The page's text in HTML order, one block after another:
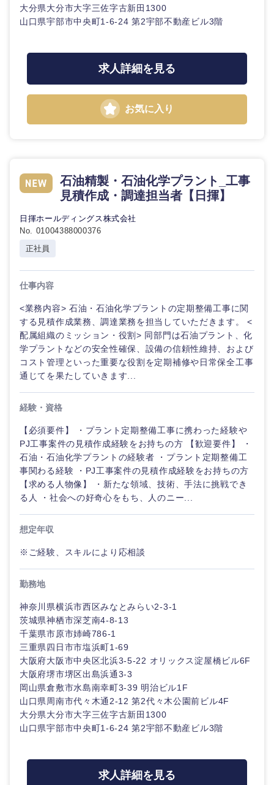
甲信越・北陸
大分県大分市大字三佐字古新田1300
山口県宇部市中央町1-6-24 第2宇部不動産ビル3階
求人詳細を見る
お気に入り
石油精製・石油化学プラント_工事
見積作成・調達担当者【日揮】
日揮ホールディングス株式会社
No. 01004388000376
正社員
仕事内容
<業務内容> 石油・石油化学プラントの定期整備工事に関
する見積作成業務、調達業務を担当していただきます。 <
配属組織のミッション・役割> 同部門は石油プラント、化
学プラントなどの安全性確保、設備の信頼性維持、および
コスト管理といった重要な役割を定期補修や日常保全工事
通じてを果たしていきます...
経験・資格
【必須要件】 ・プラント定期整備工事に携わった経験や
PJ工事案件の見積作成経験をお持ちの方 【歓迎要件】 ・
石油・石油化学プラントの経験者 ・プラント定期整備工
事関わる経験 ・PJ工事案件の見積作成経験をお持ちの方
【求める人物像】 ・新たな領域、技術、手法に挑戦でき
る人 ・社会への好奇心をもち、人のニー...
想定年収
※ご経験、スキルにより応相談
勤務地
神奈川県横浜市西区みなとみらい2-3-1
茨城県神栖市深芝南4-8-13
千葉県市原市姉崎786-1
三重県四日市市塩浜町1-69
大阪府大阪市中央区北浜3-5-22 オリックス淀屋橋ビル6F
大阪府堺市堺区出島浜通3-3
岡山県倉敷市水島南幸町3-39 明治ビル1F
山口県周南市代々木通2-12 第2代々木公園前ビル4F
大分県大分市大字三佐字古新田1300
山口県宇部市中央町1-6-24 第2宇部不動産ビル3階
求人詳細を見る